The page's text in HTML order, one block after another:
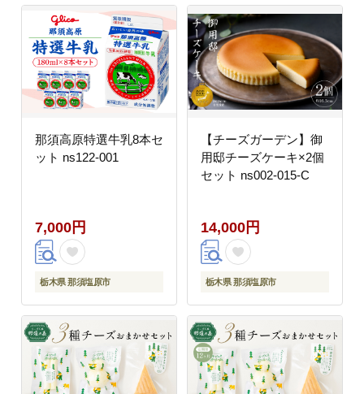
那須高原特選牛乳8本セ
ット ns122-001
7,000円
栃木県 那須塩原市
【チーズガーデン】御
用邸チーズケーキ×2個
セット ns002-015-C
14,000円
栃木県 那須塩原市